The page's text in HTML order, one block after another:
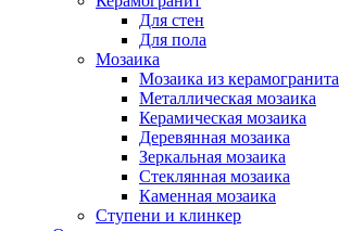
Для стен
Для пола
Мозаика
Мозаика из керамогранита
Металлическая мозаика
Керамическая мозаика
Деревянная мозаика
Зеркальная мозаика
Стеклянная мозаика
Каменная мозаика
Ступени и клинкер